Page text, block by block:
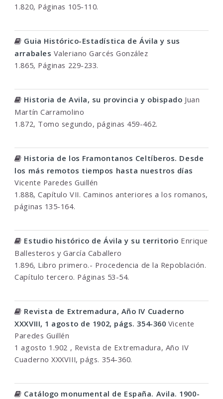
1.820, Páginas 105-110.
Guia Histórico-Estadística de Ávila y sus
arrabales Valeriano Garcés González
1.865, Páginas 229-233.
Historia de Avila, su provincia y obispado Juan
Martín Carramolino
1.872, Tomo segundo, páginas 459-462.
Historia de los Framontanos Celtíberos. Desde
los más remotos tiempos hasta nuestros días
Vicente Paredes Guillén
1.888, Capítulo VII. Caminos anteriores a los romanos,
páginas 135-164.
Estudio histórico de Ávila y su territorio Enrique
Ballesteros y García Caballero
1.896, Libro primero.- Procedencia de la Repoblación.
Capítulo tercero. Páginas 53-54.
Revista de Extremadura, Año IV Cuaderno
XXXVIII, 1 agosto de 1902, págs. 354-360 Vicente
Paredes Guillén
1 agosto 1.902 , Revista de Extremadura, Año IV
Cuaderno XXXVIII, págs. 354-360.
Catálogo monumental de España. Avila. 1900-